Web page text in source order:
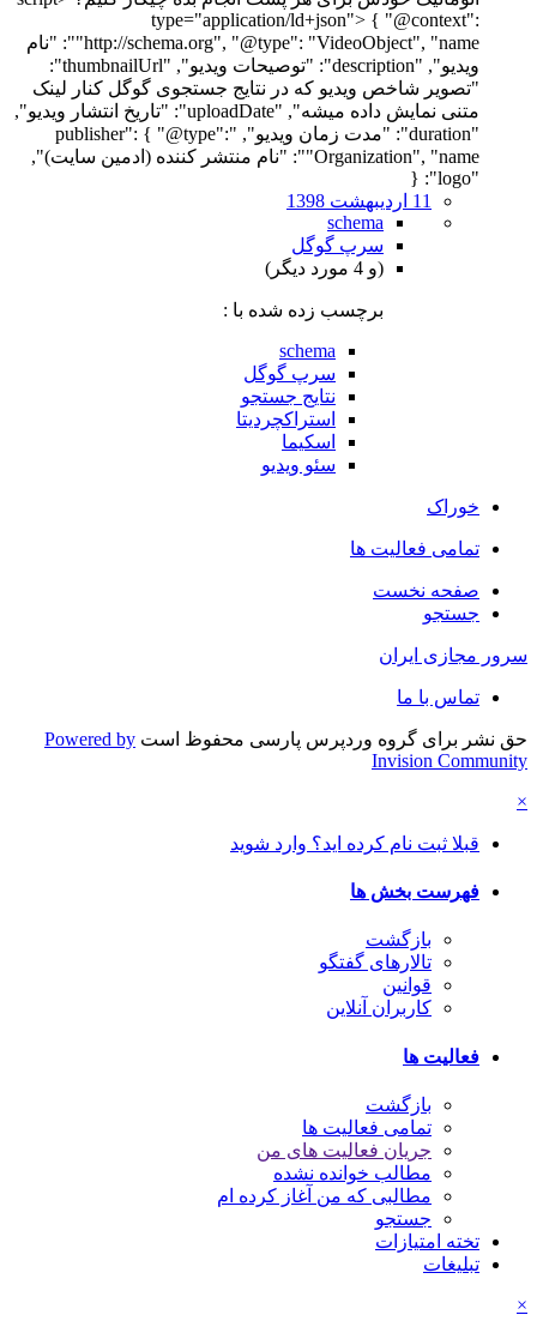
type="application/ld+json"> { "@context":
"http://schema.org", "@type": "VideoObject", "name": "نام
ویدیو", "description": "توصیحات ویدیو", "thumbnailUrl":
"تصویر شاخص ویدیو که در نتایج جستجوی گوگل کنار لینک
متنی نمایش داده میشه", "uploadDate": "تاریخ انتشار ویدیو",
"duration": "مدت زمان ویدیو", "publisher": { "@type":
"Organization", "name": "نام منتشر کننده (ادمین سایت)",
"logo": {
11 اردیبهشت 1398
schema
سرپ گوگل
(و 4 مورد دیگر)
برچسب زده شده با :
schema
سرپ گوگل
نتایج جستجو
استراکچردیتا
اسکیما
سئو ویدیو
خوراک
تمامی فعالیت ها
صفحه نخست
جستجو
سرور مجازی ایران
تماس با ما
حق نشر برای گروه وردپرس پارسی محفوظ است Powered by
Invision Community
×
قبلا ثبت نام کرده اید؟ وارد شوید
فهرست بخش ها
بازگشت
تالارهای گفتگو
قوانین
کاربران آنلاین
فعالیت ها
بازگشت
تمامی فعالیت ها
جریان فعالیت های من
مطالب خوانده نشده
مطالبی که من آغاز کرده ام
جستجو
تخته امتیازات
تبلیغات
×